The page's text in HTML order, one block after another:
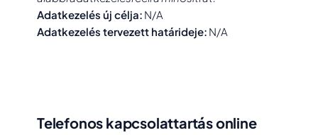
Adatkezelés új célja: N/A
Adatkezelés tervezett határideje: N/A
Telefonos kapcsolattartás online